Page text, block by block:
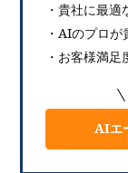
・貴社に最
・AIのプロ
・お客様満足
AIエ